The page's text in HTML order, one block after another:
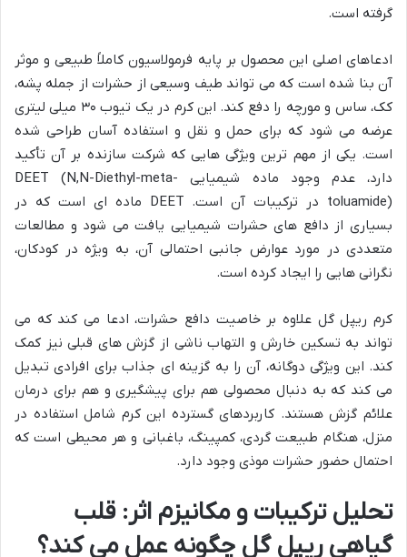
گرفته است.
ادعاهای اصلی این محصول بر پایه فرمولاسیون کاملاً طبیعی و موثر
آن بنا شده است که می تواند طیف وسیعی از حشرات از جمله پشه،
کک، ساس و مورچه را دفع کند. این کرم در یک تیوب ۳۰ میلی لیتری
عرضه می شود که برای حمل و نقل و استفاده آسان طراحی شده
است. یکی از مهم ترین ویژگی هایی که شرکت سازنده بر آن تأکید
دارد، عدم وجود ماده شیمیایی DEET (N,N-Diethyl-meta-
toluamide) در ترکیبات آن است. DEET ماده ای است که در
بسیاری از دافع های حشرات شیمیایی یافت می شود و مطالعات
متعددی در مورد عوارض جانبی احتمالی آن، به ویژه در کودکان،
نگرانی هایی را ایجاد کرده است.
کرم ریپل گل علاوه بر خاصیت دافع حشرات، ادعا می کند که می
تواند به تسکین خارش و التهاب ناشی از گزش های قبلی نیز کمک
کند. این ویژگی دوگانه، آن را به گزینه ای جذاب برای افرادی تبدیل
می کند که به دنبال محصولی هم برای پیشگیری و هم برای درمان
علائم گزش هستند. کاربردهای گسترده این کرم شامل استفاده در
منزل، هنگام طبیعت گردی، کمپینگ، باغبانی و هر محیطی است که
احتمال حضور حشرات موذی وجود دارد.
تحلیل ترکیبات و مکانیزم اثر: قلب
گیاهی ریپل گل چگونه عمل می کند؟